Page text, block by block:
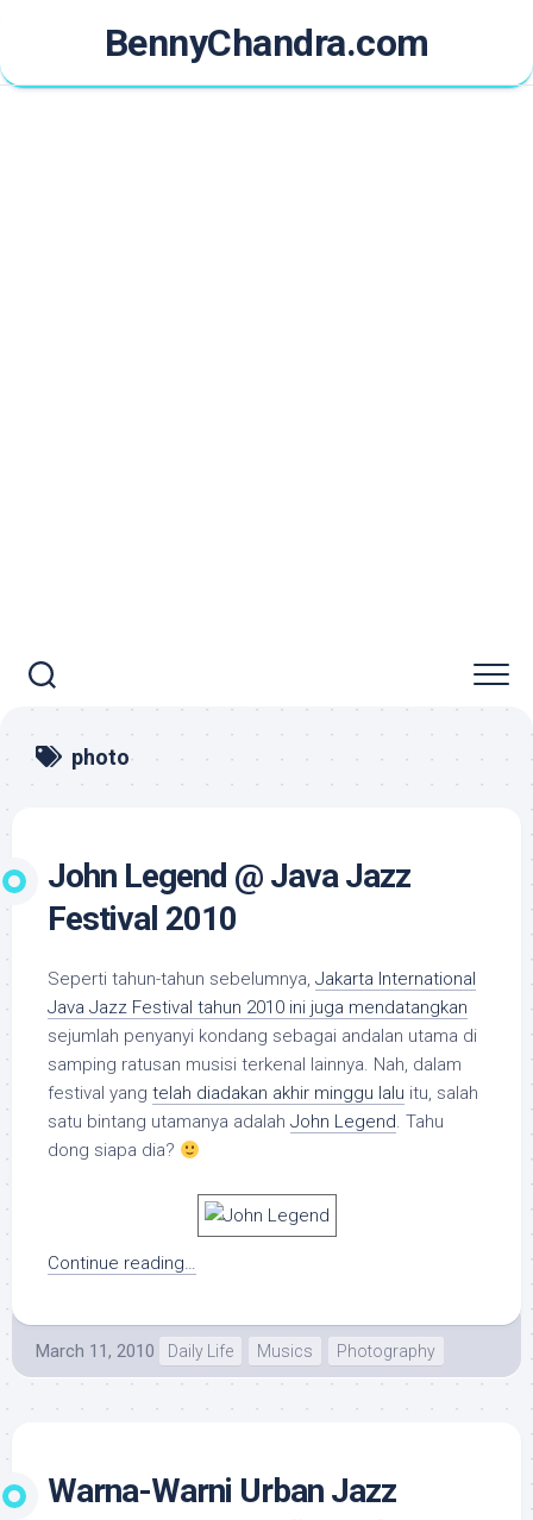
content
BennyChandra.com
photo
John Legend @ Java Jazz
Festival 2010
Seperti tahun-tahun sebelumnya, Jakarta International
Java Jazz Festival tahun 2010 ini juga mendatangkan
sejumlah penyanyi kondang sebagai andalan utama di
samping ratusan musisi terkenal lainnya. Nah, dalam
festival yang telah diadakan akhir minggu lalu itu, salah
satu bintang utamanya adalah John Legend. Tahu
dong siapa dia?
Continue reading…
March 11, 2010 Daily Life Musics Photography
Warna-Warni Urban Jazz